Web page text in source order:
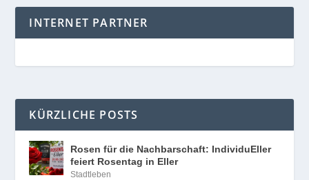
INTERNET PARTNER
KÜRZLICHE POSTS
Rosen für die Nachbarschaft: IndividuEller
feiert Rosentag in Eller
Stadtleben